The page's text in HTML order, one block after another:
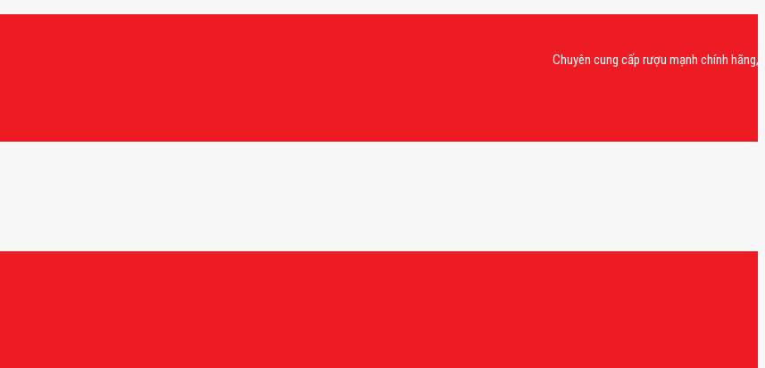
Chuyên cung cấp rượu mạnh chính hãng, rượu